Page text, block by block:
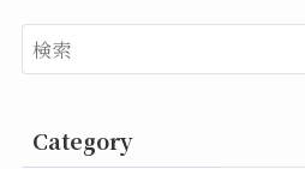
Category